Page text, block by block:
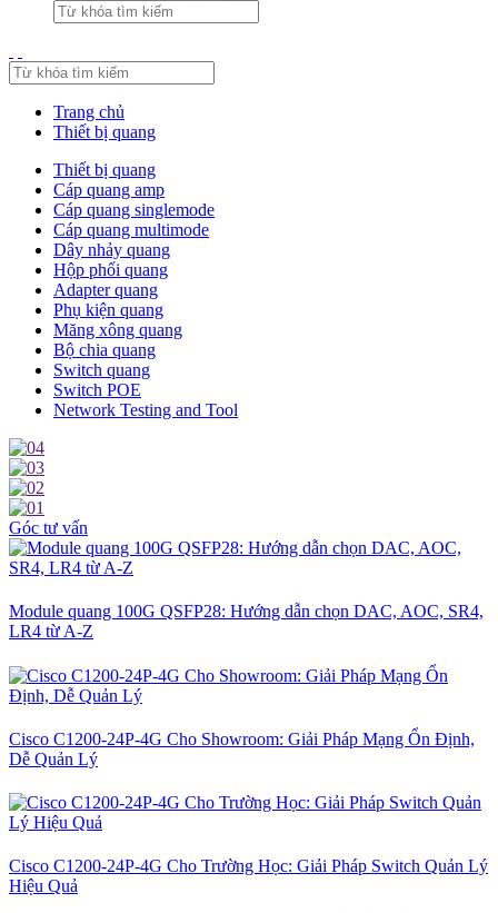
Trang chủ
Thiết bị quang
Thiết bị quang
Cáp quang amp
Cáp quang singlemode
Cáp quang multimode
Dây nhảy quang
Hộp phối quang
Adapter quang
Phụ kiện quang
Măng xông quang
Bộ chia quang
Switch quang
Switch POE
Network Testing and Tool
Góc tư vấn
Module quang 100G QSFP28: Hướng dẫn chọn DAC, AOC, SR4,
LR4 từ A-Z
Cisco C1200-24P-4G Cho Showroom: Giải Pháp Mạng Ổn Định,
Dễ Quản Lý
Cisco C1200-24P-4G Cho Trường Học: Giải Pháp Switch Quản Lý
Hiệu Quả